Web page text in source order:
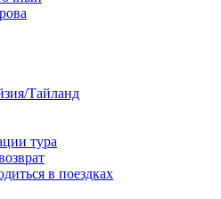
Тайланд
тура
в поездках